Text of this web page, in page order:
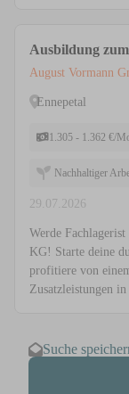
Ausbildung
August Vormann
Ennepetal
1.305 - 1.362 €/
Nachhaltiger
29.07.2026
Werde
KG! Starte deine
profitiere von
Zusatzleistungen
Suche